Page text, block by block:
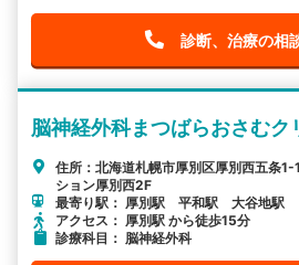
診断、治療の相
脳神経外科まつばらおさむク
住所：北海道札幌市厚別区厚別西五条
ション厚別西2F
最寄り駅： 厚別駅 平和駅 大谷地駅
アクセス： 厚別駅 から徒歩15分
診療科目： 脳神経外科